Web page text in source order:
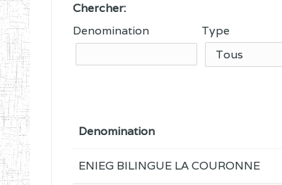
Chercher:
Denomination
Type
Denomination
ENIEG BILINGUE LA COURONNE